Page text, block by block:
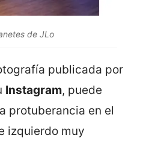
de JLo
publicada por
Instagram, puede
protuberancia en el
izquierdo muy